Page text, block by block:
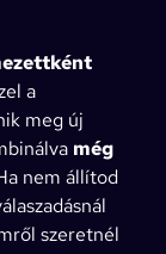
a
meg új
még
nem állítod
szeretnél